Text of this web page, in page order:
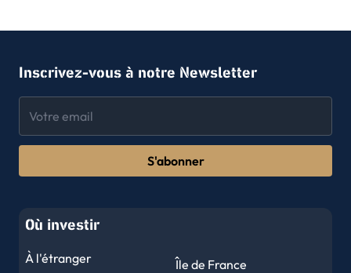
Inscrivez-vous à notre Newsletter
S'abonner
Où investir
À l'étranger
Île de France